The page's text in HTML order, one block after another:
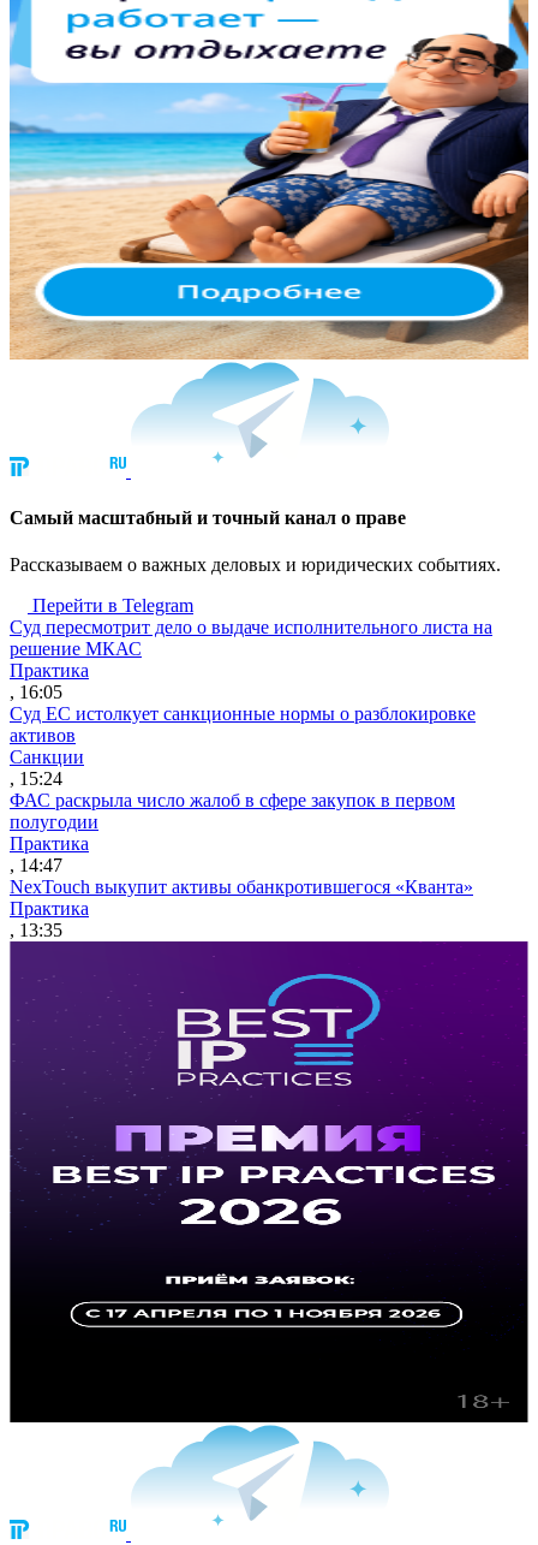
Cамый масштабный и точный канал о праве
Рассказываем о важных деловых и юридических событиях.
Перейти в Telegram
Суд пересмотрит дело о выдаче исполнительного листа на
решение МКАС
Практика
, 16:05
Суд ЕС истолкует санкционные нормы о разблокировке
активов
Санкции
, 15:24
ФАС раскрыла число жалоб в сфере закупок в первом
полугодии
Практика
, 14:47
NexTouch выкупит активы обанкротившегося «Кванта»
Практика
, 13:35